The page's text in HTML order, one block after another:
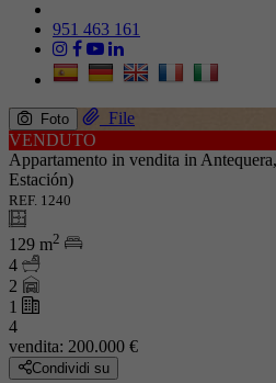
951 463 161
Foto
File
VENDUTO
Appartamento in vendita in
Estación)
REF. 1240
129 m2
4
2
1
4
vendita: 200.000 €
Condividi su